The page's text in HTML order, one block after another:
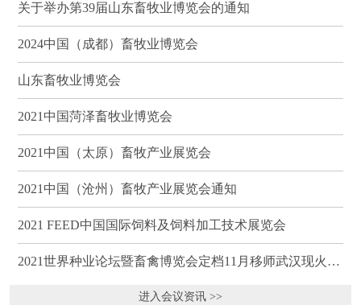
关于举办第39届山东畜牧业博览会的通知
2024中国（成都）畜牧业博览会
山东畜牧业博览会
2021中国菏泽畜牧业博览会
2021中国（太原）畜牧产业展览会
2021中国（沧州）畜牧产业展览会通知
2021 FEED中国国际饲料及饲料加工技术展览会
2021世界种业论坛暨畜禽博览会定档11月移师武汉现火热招商
进入会议资讯 >>